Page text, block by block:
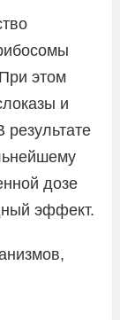
этом
и
результате
дозе
эффект.